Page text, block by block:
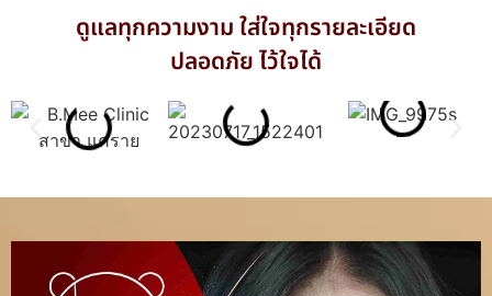
ดูแลทุกความงาม ใส่ใจทุกรายละเอียด
ปลอดภัย ไว้ใจได้